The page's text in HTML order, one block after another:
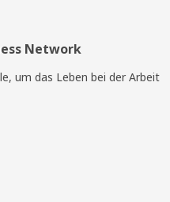
Network
um das Leben bei der Arbeit